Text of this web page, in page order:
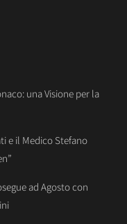
una Visione per la
e il Medico Stefano
ad Agosto con